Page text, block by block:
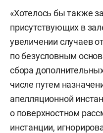
«Хотелось бы также
присутствующих в
увеличении случаев
по безусловным
сбора
числе путем
апелляционной
о поверхностном
инстанции,